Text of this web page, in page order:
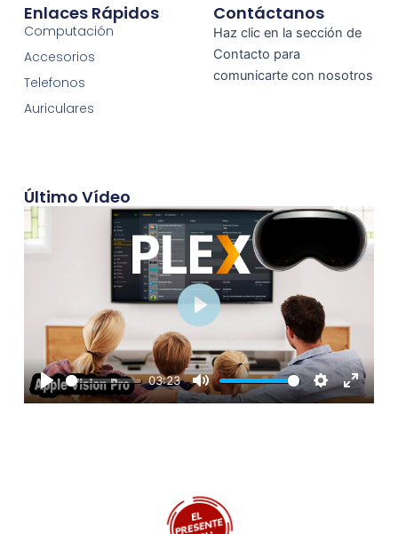
Enlaces Rápidos
Computación
Accesorios
Telefonos
Auriculares
Contáctanos
Haz clic en la sección de
Contacto para
comunicarte con nosotros
Último Vídeo
Play
03:23
Mute Settings
Enter
Play